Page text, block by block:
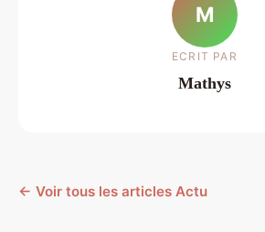
M
ECRIT PAR
Mathys
← Voir tous les articles Actu